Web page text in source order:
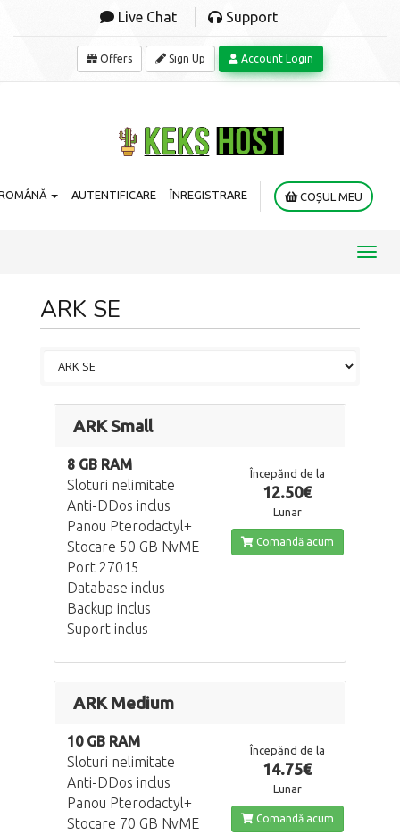
Live Chat Support
Offers Sign Up Account Login
AUTENTIFICARE ÎNREGISTRARE COȘUL MEU
ARK SE
ARK Small
8 GB RAM
Sloturi nelimitate
Anti-DDos inclus
Panou Pterodactyl+
Stocare 50 GB NvME
Port 27015
Database inclus
Backup inclus
Suport inclus
Începănd de la
12.50€
Lunar
Comandă acum
ARK Medium
10 GB RAM
Sloturi nelimitate
Anti-DDos inclus
Panou Pterodactyl+
Stocare 70 GB NvME
Începănd de la
14.75€
Lunar
Comandă acum